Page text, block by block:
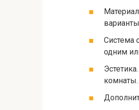
Система
одним
комнаты.